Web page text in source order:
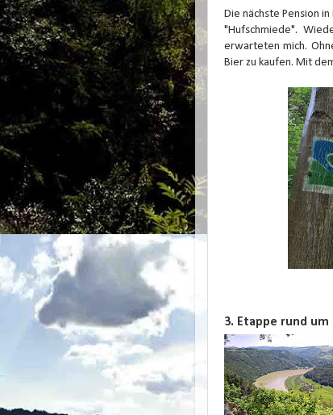
Die nächste Pension
"Hufschmiede".
erwarteten mich.
Bier zu kaufen. Mit
3. Etappe rund um